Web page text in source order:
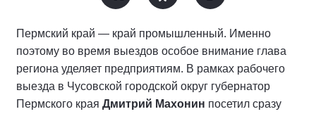
Пермский край — край промышленный. Именно
поэтому во время выездов особое внимание глава
региона уделяет предприятиям. В рамках рабочего
выезда в Чусовской городской округ губернатор
Пермского края Дмитрий Махонин посетил сразу